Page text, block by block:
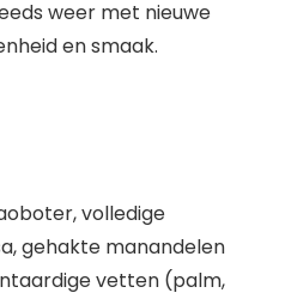
weer met nieuwe
en smaak.
volledige
gehakte manandelen
vetten (palm,